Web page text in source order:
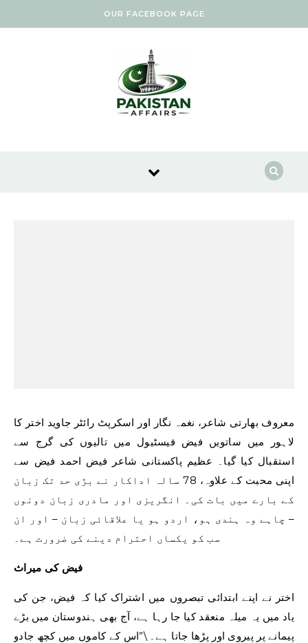
OUR FACEBOOK PAGE
معروف بھارتی شاعر، نغمہ نگار اور اسکرپٹ رائٹر جاوید اختر کا
لاہور میں ساتویں فیض فیسٹیول میں تالیوں کی گرج سے
استقبال کیا گیا۔ عظیم پاکستانی شاعر فیض احمد فیض سے
اپنی محبت کے علاوہ، 78 سالہ اداکار نے بڑی حد تک زبان
کے بارے میں بات کی۔ انگریزی اور مادری زبان دونوں
– چاہے وہ ہندی ہو، اردو ہو یا علاقائی زبان – اور ان
سب کو یکساں احترام دینے کی ضرورت ہے۔
فیض کی میراث
اختر نے اپنے ابتدائی تبصروں میں اشتراک کیا کہ فیض، جن کی
یاد میں یہ میلہ منعقد کیا جا رہا ہے، آج بھی ہندوستان میں بڑے
پیمانے پر پیروی اور پڑھا جاتا ہے۔ \”اس کے کاموں میں کچھ جادو